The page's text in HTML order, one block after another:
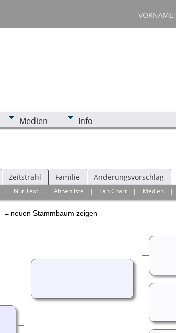
VORNAME:
Medien Info
Zeitstrahl Familie Änderungsvorschlag
| Nur Text |Ahnenliste | Fan Chart | Medien |
= neuen Stammbaum zeigen